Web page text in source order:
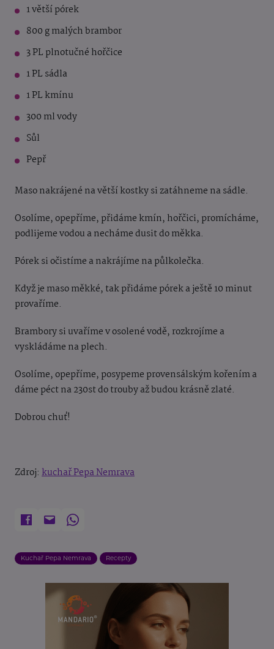
1 větší pórek
800 g malých brambor
3 PL plnotučné hořčice
1 PL sádla
1 PL kmínu
300 ml vody
Sůl
Pepř
Maso nakrájené na větší kostky si zatáhneme na sádle.
Osolíme, opepříme, přidáme kmín, hořčici, promícháme,
podlijeme vodou a necháme dusit do měkka.
Pórek si očistíme a nakrájíme na půlkolečka.
Když je maso měkké, tak přidáme pórek a ještě 10 minut
provaříme.
Brambory si uvaříme v osolené vodě, rozkrojíme a
vyskládáme na plech.
Osolíme, opepříme, posypeme provensálským kořením a
dáme péct na 230st do trouby až budou krásně zlaté.
Dobrou chuť!
Zdroj: kuchař Pepa Nemrava
Kuchař Pepa Nemrava Recepty